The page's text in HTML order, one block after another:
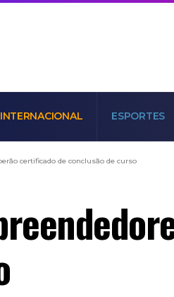
INTERNACIONAL ESPORTES
certificado de conclusão de curso